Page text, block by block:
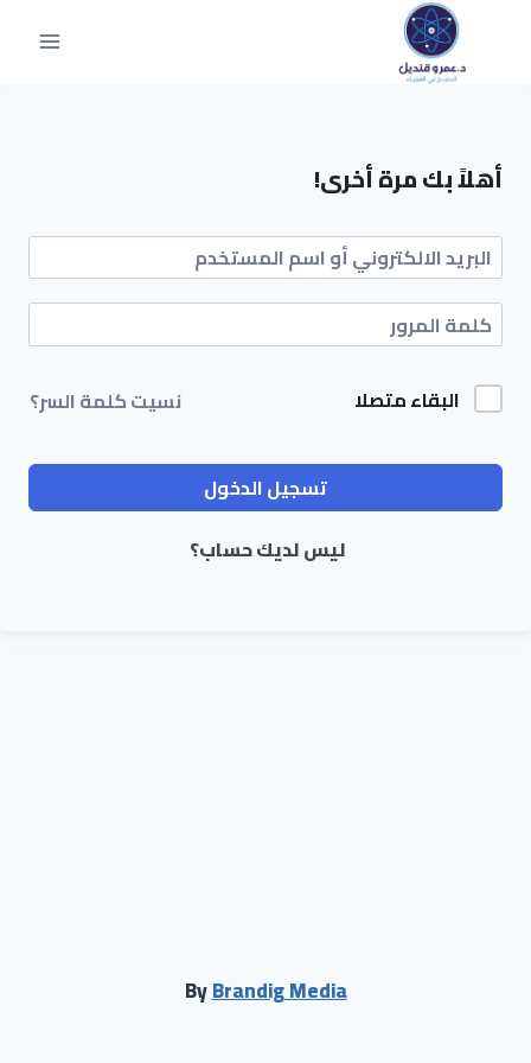
أهلاً بك مرة أخرى!
البقاء متصلا نسيت كلمة السر؟
تسجيل الدخول
ليس لديك حساب؟
ByBrandig Media